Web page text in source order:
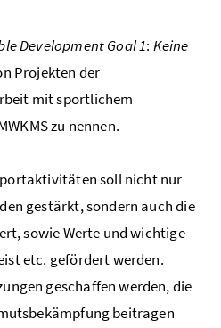
Development Goal 1: Keine
Projekten der
mit sportlichem
zu nennen.
soll nicht nur
gestärkt, sondern auch die
sowie Werte und wichtige
etc. gefördert werden.
geschaffen werden, die
beitragen